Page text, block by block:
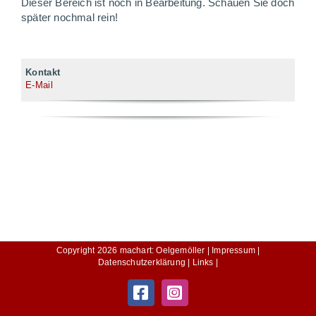
Dieser Bereich ist noch in Bearbeitung. Schauen Sie doch
später nochmal rein!
Kontakt
E-Mail
Copyright 2026 machart: Oelgemöller |
Impressum |
Datenschutzerklärung |
Links |
FacebookInstagram